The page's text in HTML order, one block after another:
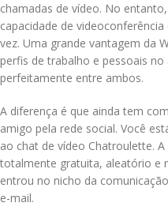
chamadas de vídeo. No
capacidade de
vez. Uma grande vantagem da
perfis de trabalho e pessoais
perfeitamente entre ambos.
A diferença é que ainda tem
amigo pela rede social. Você
ao chat de vídeo Chatroulette.
totalmente gratuita, aleatório e
entrou no nicho da
e-mail.